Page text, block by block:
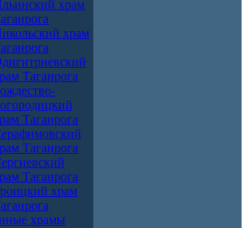
храм
храм
Таганрога
Таганрога
Таганрога
Таганрога
храм
храмы